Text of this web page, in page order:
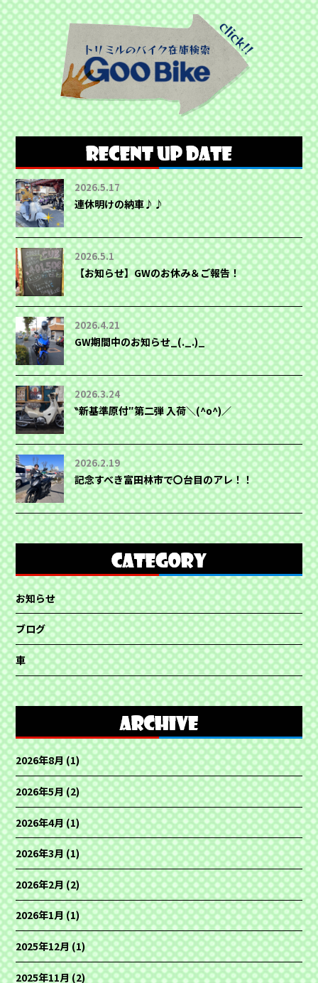
2026.5.17
連休明けの納車♪♪
2026.5.1
【お知らせ】GWのお休み＆ご報告！
2026.4.21
GW期間中のお知らせ_(._.)_
2026.3.24
‶新基準原付″第二弾 入荷＼(^o^)／
2026.2.19
記念すべき富田林市で〇台目のアレ！！
お知らせ
ブログ
車
2026年8月(1)
2026年5月(2)
2026年4月(1)
2026年3月(1)
2026年2月(2)
2026年1月(1)
2025年12月(1)
2025年11月(2)